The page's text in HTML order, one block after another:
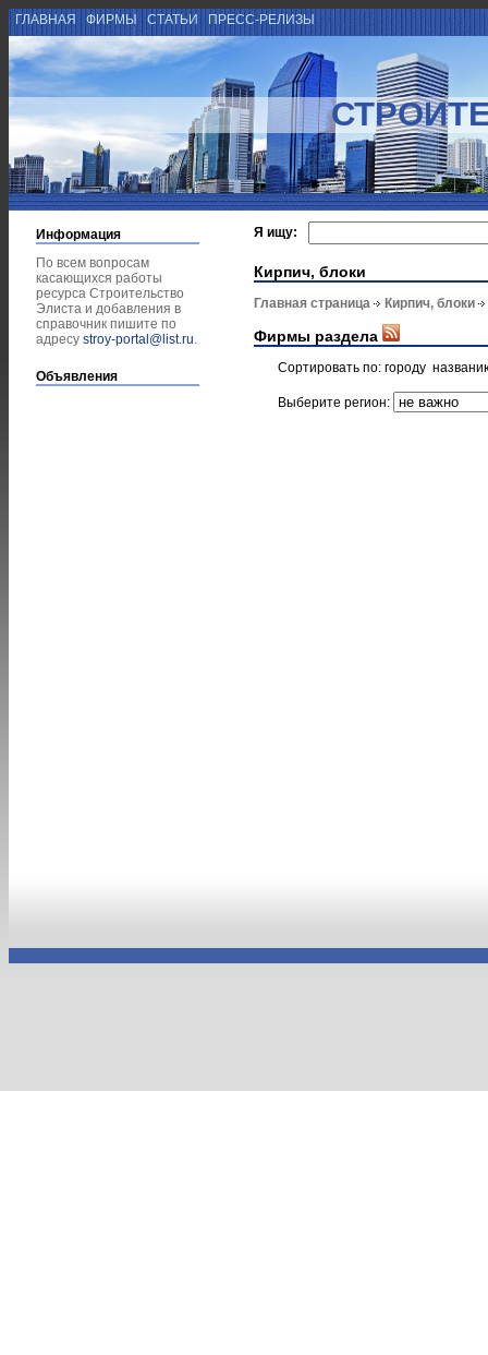
ГЛАВНАЯ ФИРМЫ СТАТЬИ ПРЕСС-РЕЛИЗЫ
Информация
По всем вопросам
касающихся работы
ресурса Строительство
Элиста и добавления в
справочник пишите по
адресу stroy-portal@list.ru.
Объявления
Я ищу:
Кирпич, блоки
Главная страница Кирпич, блоки
Фирмы раздела
Сортировать по: городу
Выберите регион: